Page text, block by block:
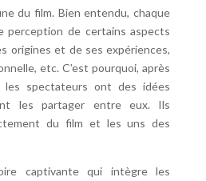
du film. Bien entendu, chaque
perception de certains aspects
origines et de ses expériences,
etc. C’est pourquoi, après
les spectateurs ont des idées
les partager entre eux. Ils
du film et les uns des
captivante qui intègre les